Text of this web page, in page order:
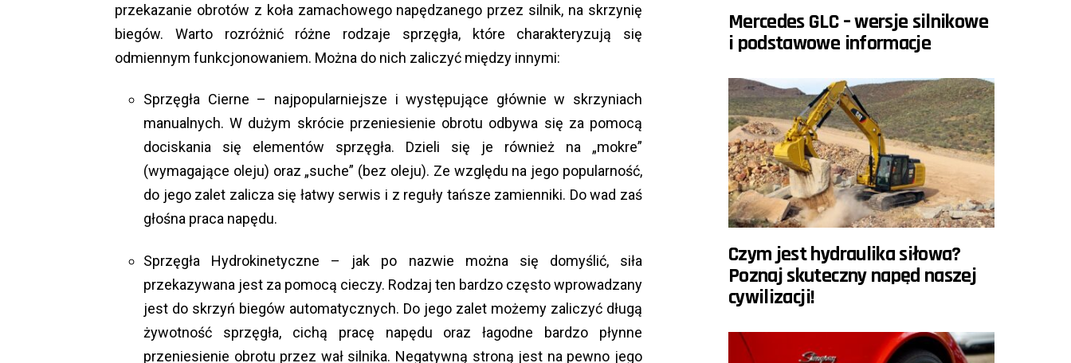
przekazanie obrotów z koła zamachowego napędzanego przez silnik, na skrzynię
biegów. Warto rozróżnić różne rodzaje sprzęgła, które charakteryzują się
odmiennym funkcjonowaniem. Można do nich zaliczyć między innymi:
Sprzęgła Cierne – najpopularniejsze i występujące głównie w skrzyniach
manualnych. W dużym skrócie przeniesienie obrotu odbywa się za pomocą
dociskania się elementów sprzęgła. Dzieli się je również na „mokre”
(wymagające oleju) oraz „suche” (bez oleju). Ze względu na jego popularność,
do jego zalet zalicza się łatwy serwis i z reguły tańsze zamienniki. Do wad zaś
głośna praca napędu.
Sprzęgła Hydrokinetyczne – jak po nazwie można się domyślić, siła
przekazywana jest za pomocą cieczy. Rodzaj ten bardzo często wprowadzany
jest do skrzyń biegów automatycznych. Do jego zalet możemy zaliczyć długą
żywotność sprzęgła, cichą pracę napędu oraz łagodne bardzo płynne
przeniesienie obrotu przez wał silnika. Negatywną stroną jest na pewno jego
Mercedes GLC – wersje silnikowe
i podstawowe informacje
Czym jest hydraulika siłowa?
Poznaj skuteczny napęd naszej
cywilizacji!